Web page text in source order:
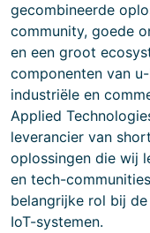
gecombineerde
community, goede
en een groot
componenten van
industriële en
Applied
leverancier van
oplossingen die wij
en tech-
belangrijke rol bij
IoT-systemen.